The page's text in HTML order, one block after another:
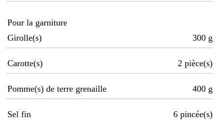
Pour la garniture
Girolle(s)
300 g
Carotte(s) 2 pièce(s)
Pomme(s) de terre grenaille 400 g
Sel fin 6 pincée(s)